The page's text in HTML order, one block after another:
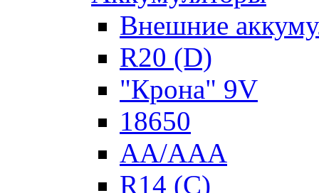
Внешние
R20 (D)
"Крона" 9V
18650
AA/AAA
R14 (C)